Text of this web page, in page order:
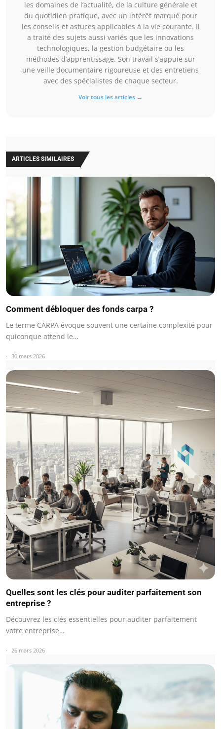
les domaines de l’actualité, de la culture générale et
du quotidien pratique, avec un intérêt marqué pour
les conseils et astuces applicables à la vie courante. Il
a traité des sujets aussi variés que les innovations
technologiques, la gestion budgétaire ou les
méthodes d’apprentissage. Son travail s’appuie sur
une veille documentaire rigoureuse et des entretiens
avec des spécialistes de chaque secteur.
Voir tous les articles →
ARTICLES SIMILAIRES
Comment débloquer des fonds carpa ?
Le terme CARPA évoque souvent une certaine complexité pour
quiconque attend le…
30 mars 2026
Quelles sont les clés pour auditer parfaitement son
entreprise ?
Découvrez les clés essentielles pour auditer parfaitement
votre entreprise…
26 mars 2026